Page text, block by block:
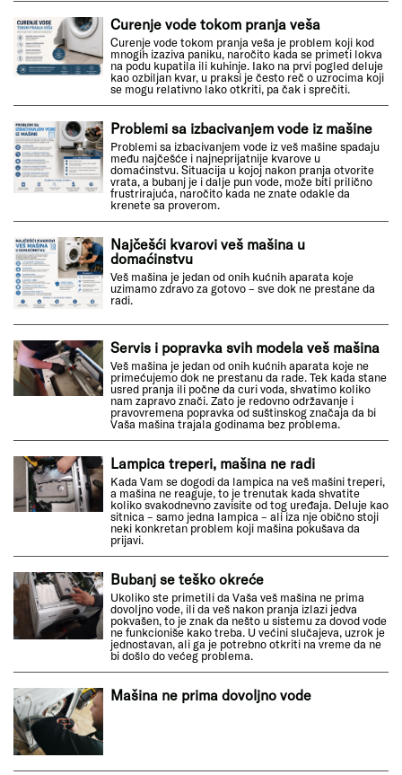
Curenje vode tokom pranja veša
Curenje vode tokom pranja veša je problem koji kod
mnogih izaziva paniku, naročito kada se primeti lokva
na podu kupatila ili kuhinje. Iako na prvi pogled deluje
kao ozbiljan kvar, u praksi je često reč o uzrocima koji
se mogu relativno lako otkriti, pa čak i sprečiti.
Problemi sa izbacivanjem vode iz mašine
Problemi sa izbacivanjem vode iz veš mašine spadaju
među najčešće i najneprijatnije kvarove u
domaćinstvu. Situacija u kojoj nakon pranja otvorite
vrata, a bubanj je i dalje pun vode, može biti prilično
frustrirajuća, naročito kada ne znate odakle da
krenete sa proverom.
Najčešći kvarovi veš mašina u
domaćinstvu
Veš mašina je jedan od onih kućnih aparata koje
uzimamo zdravo za gotovo – sve dok ne prestane da
radi.
Servis i popravka svih modela veš mašina
Veš mašina je jedan od onih kućnih aparata koje ne
primećujemo dok ne prestanu da rade. Tek kada stane
usred pranja ili počne da curi voda, shvatimo koliko
nam zapravo znači. Zato je redovno održavanje i
pravovremena popravka od suštinskog značaja da bi
Vaša mašina trajala godinama bez problema.
Lampica treperi, mašina ne radi
Kada Vam se dogodi da lampica na veš mašini treperi,
a mašina ne reaguje, to je trenutak kada shvatite
koliko svakodnevno zavisite od tog uređaja. Deluje kao
sitnica – samo jedna lampica – ali iza nje obično stoji
neki konkretan problem koji mašina pokušava da
prijavi.
Bubanj se teško okreće
Ukoliko ste primetili da Vaša veš mašina ne prima
dovoljno vode, ili da veš nakon pranja izlazi jedva
pokvašen, to je znak da nešto u sistemu za dovod vode
ne funkcioniše kako treba. U većini slučajeva, uzrok je
jednostavan, ali ga je potrebno otkriti na vreme da ne
bi došlo do većeg problema.
Mašina ne prima dovoljno vode